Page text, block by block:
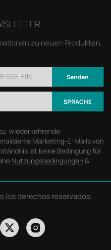
zu neuen Produkten,
Senden
SPRACHE
wiederkehrende
Marketing-E-Mails von
ist keine Bedingung für
Nutzungsbedingungen &
los derechos reservados.